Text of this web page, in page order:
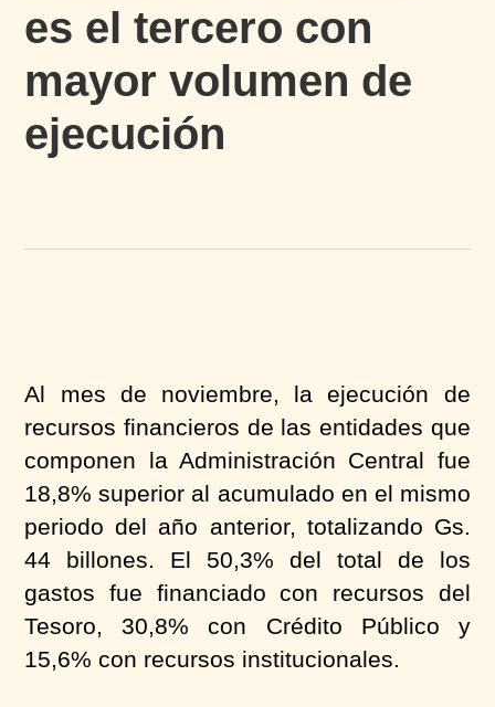
es el tercero con
mayor volumen de
ejecución
Al mes de noviembre, la ejecución de
recursos financieros de las entidades que
componen la Administración Central fue
18,8% superior al acumulado en el mismo
periodo del año anterior, totalizando Gs.
44 billones. El 50,3% del total de los
gastos fue financiado con recursos del
Tesoro, 30,8% con Crédito Público y
15,6% con recursos institucionales.